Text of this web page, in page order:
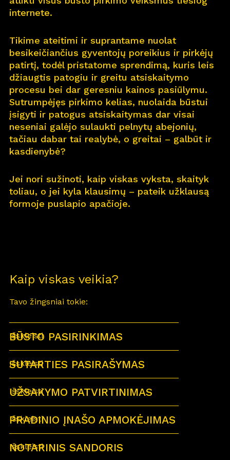
Apiemus
Karjera 11
Naujienos
Nauj ų namų kortelė
Kontaktai
internete.
Tikime ateitimi ir suprantame nuolat
besikeičiančius gyventojų poreikius ir pirkėjų
patirtį, todėl pristatome sprendimą, kuris leis
džiaugtis patogiu ir greitu atsiskaitymo
procesu bei dar geresniu kainos pasiūlymu.
Sutrumpėjęs pirkimo kelias, nuolaida būstui
įsigyti ir patogus atsiskaitymas dar visai
neseniai galėjo sulaukti pelnytų abejonių,
tačiau dabar tai realybė, o greitai – galbūt ir
kasdienybė?
Jei nori sužinoti, kaip viskas vyksta, skaityk
toliau, o jei kyla klausimų – pateik užklausą
formoje puslapio apačioje.
Kaip viskas veikia?
Tavo žingsniai tokie:
Išskleisti
BŪSTO PASIRINKIMAS
Išskleisti
SUTARTIES PASIRAŠYMAS
Išskleisti
UŽSAKYMO PATVIRTINIMAS
Išskleisti
PRADINIO ĮNAŠO APMOKĖJIMAS
Išskleisti
NOTARINIS SANDORIS